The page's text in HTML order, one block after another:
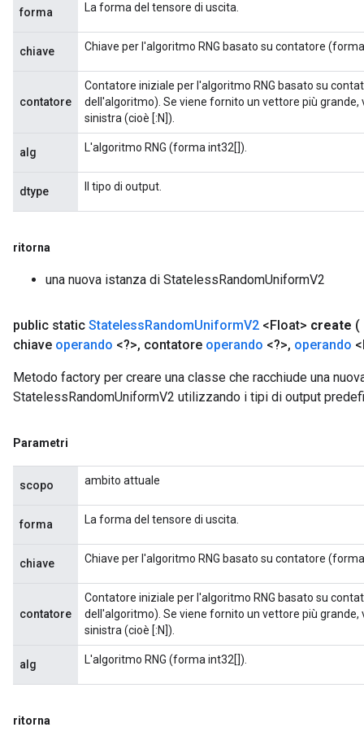
forma La forma del tensore di uscita.
chiave Chiave per l'algoritmo RNG basato su contatore
contatore
Contatore iniziale per l'algoritmo RNG basato su
dell'algoritmo). Se viene fornito un vettore più
sinistra (cioè [:N]).
alg L'algoritmo RNG (forma int32[]).
dtype Il tipo di output.
ritorna
una nuova istanza di StatelessRandomUniformV2
public static StatelessRandomUniformV2 <Float> create (
chiave operando <?>, contatore operando <?>, operando
Metodo factory per creare una classe che racchiude una
StatelessRandomUniformV2 utilizzando i tipi di output
Parametri
scopo ambito attuale
forma La forma del tensore di uscita.
chiave Chiave per l'algoritmo RNG basato su contatore
contatore
Contatore iniziale per l'algoritmo RNG basato su
dell'algoritmo). Se viene fornito un vettore più
sinistra (cioè [:N]).
alg L'algoritmo RNG (forma int32[]).
ritorna